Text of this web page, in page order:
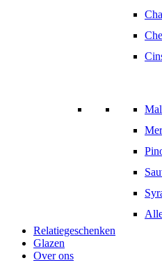
Relatiegeschenken
Glazen
Over ons